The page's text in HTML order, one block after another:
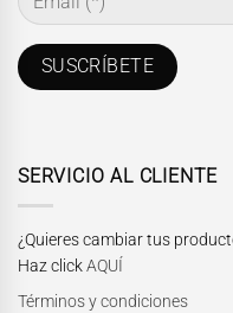
SERVICIO AL CLIENTE
¿Quieres cambiar tus
Haz clickAQUÍ
Términos y condiciones